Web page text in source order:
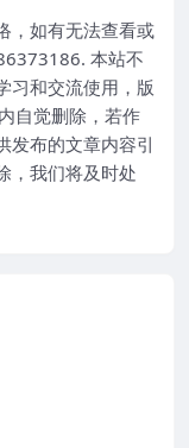
，如有无法查看或
本站不
习和交流使用，版
自觉删除，若作
发布的文章内容引
，我们将及时处